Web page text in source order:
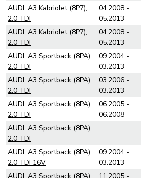
AUDI, A3 Kabriolet (8P7),
2.0 TDI
04.2008 -
05.2013
AUDI, A3 Kabriolet (8P7),
2.0 TDI
04.2008 -
05.2013
AUDI, A3 Sportback (8PA),
2.0 TDI
09.2004 -
03.2013
AUDI, A3 Sportback (8PA),
2.0 TDI
03.2006 -
03.2013
AUDI, A3 Sportback (8PA),
2.0 TDI
06.2005 -
06.2008
AUDI, A3 Sportback (8PA),
2.0 TDI
AUDI, A3 Sportback (8PA),
2.0 TDI 16V
09.2004 -
03.2013
AUDI, A3 Sportback (8PA),
11.2005 -